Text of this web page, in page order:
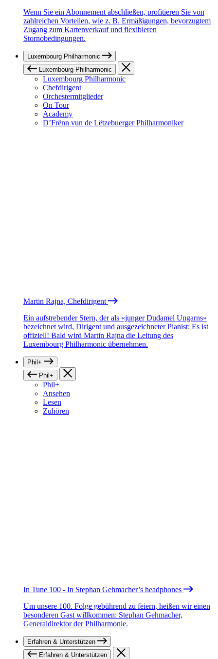
Wenn Sie ein Abonnement abschließen, profitieren Sie von
zahlreichen Vorteilen, wie z. B. Ermäßigungen, bevorzugtem
Zugang zum Kartenverkauf und flexibleren
Stornobedingungen.
Luxembourg Philharmonic
Luxembourg Philharmonic
Luxembourg Philharmonic
Chefdirigent
Orchestermitglieder
On Tour
Academy
D’Frënn vun de Lëtzebuerger Philharmoniker
Martin Rajna, Chefdirigent
Ein aufstrebender Stern, der als «junger Dudamel Ungarns»
bezeichnet wird, Dirigent und ausgezeichneter Pianist: Es ist
offiziell! Bald wird Martin Rajna die Leitung des
Luxembourg Philharmonic übernehmen.
Phil+
Phil+
Phil+
Ansehen
Lesen
Zuhören
In Tune 100 - In Stephan Gehmacher’s headphones
Um unsere 100. Folge gebührend zu feiern, heißen wir einen
besonderen Gast willkommen: Stephan Gehmacher,
Generaldirektor der Philharmonie.
Erfahren & Unterstützen
Erfahren & Unterstützen